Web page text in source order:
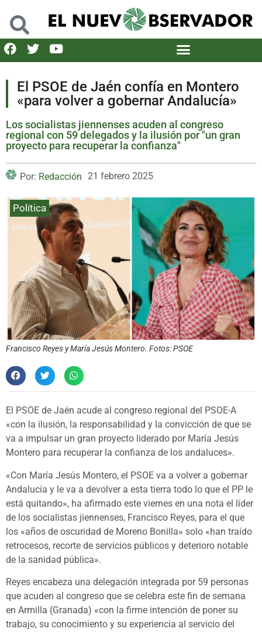
El PSOE de Jaén confía en Montero
«para volver a gobernar Andalucía»
Los socialistas jiennenses acuden al congreso
regional con 59 delegados y la ilusión por "un gran
proyecto para recuperar la confianza"
Por: Redacción 21 febrero 2025
Política
Francisco Reyes y María Jesús Montero. Fotos: PSOE
El PSOE de Jaén acude al congreso regional del PSOE-A
«con la ilusión, la responsabilidad y la convicción de que se
va a impulsar un gran proyecto liderado por María Jesús
Montero para recuperar la confianza de los andaluces».
«Con María Jesús Montero, el PSOE va a volver a gobernar
Andalucía y le va a devolver a esta tierra todo lo que el PP le
está quitando», ha afirmado este viernes en una nota el líder
de los socialistas jiennenses, Francisco Reyes, para el que
los «años de oscuridad de Moreno Bonilla» solo «han traído
retrocesos, recorte de servicios públicos y deterioro notable
de la sanidad pública».
Reyes encabeza una delegación integrada por 59 personas
que acuden al congreso que se celebra este fin de semana
en Armilla (Granada) «con la firme intención de poner su
trabajo, su conocimiento y su experiencia al servicio del